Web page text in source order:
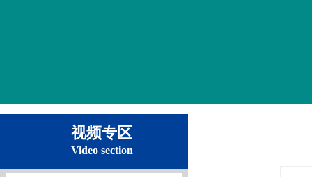
视频专区
Video section